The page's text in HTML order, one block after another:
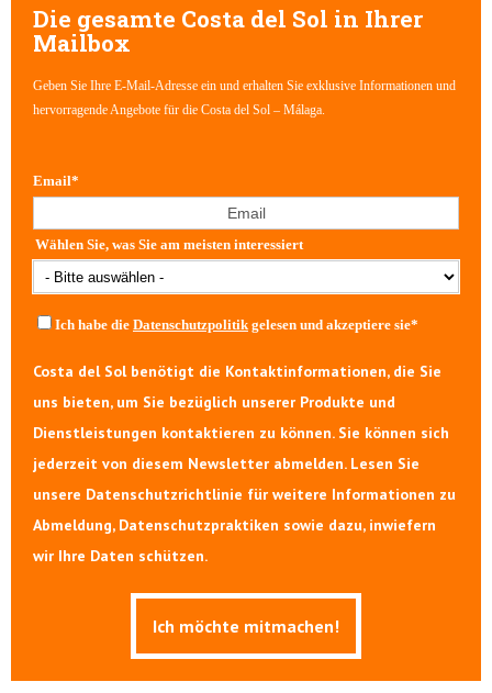
Die gesamte Costa del Sol in Ihrer
Mailbox
Geben Sie Ihre E-Mail-Adresse ein und erhalten Sie exklusive Informationen und
hervorragende Angebote für die Costa del Sol – Málaga.
Email*
Wählen Sie, was Sie am meisten interessiert
Ich habe die Datenschutzpolitikgelesen und akzeptiere sie*
Costa del Sol benötigt die Kontaktinformationen, die Sie
uns bieten, um Sie bezüglich unserer Produkte und
Dienstleistungen kontaktieren zu können. Sie können sich
jederzeit von diesem Newsletter abmelden. Lesen Sie
unsere Datenschutzrichtlinie für weitere Informationen zu
Abmeldung, Datenschutzpraktiken sowie dazu, inwiefern
wir Ihre Daten schützen.